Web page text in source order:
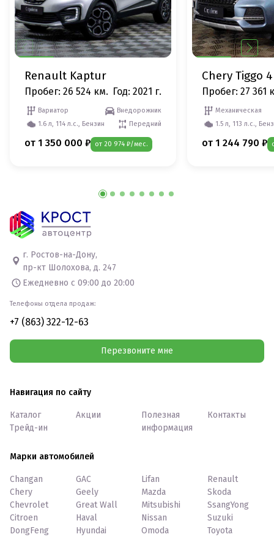
Renault Kaptur
Пробег: 26 524 км. Год: 2021 г.
Вариатор
Внедорожник
1.6 л, 114 л.с., Бензин
Передний
от 1 350 000 ₽ от 20 974 ₽/мес.
Chery Tiggo 4
Пробег: 27 361
Механическая
1.5 л, 113 л.с.,
от 1 244 790 ₽
г. Ростов-на-Дону,
пр-кт Шолохова, д. 247
Ежедневно с 09:00 до 20:00
Телефоны отдела продаж:
+7 (863) 322-12-63
Перезвоните мне
Навигация по сайту
Каталог
Трейд-ин
Акции
Полезная
информация
Контакты
Марки автомобилей
Changan
Chery
Chevrolet
Citroen
DongFeng
GAC
Geely
Great Wall
Haval
Hyundai
Lifan
Mazda
Mitsubishi
Nissan
Omoda
Renault
Skoda
SsangYong
Suzuki
Toyota